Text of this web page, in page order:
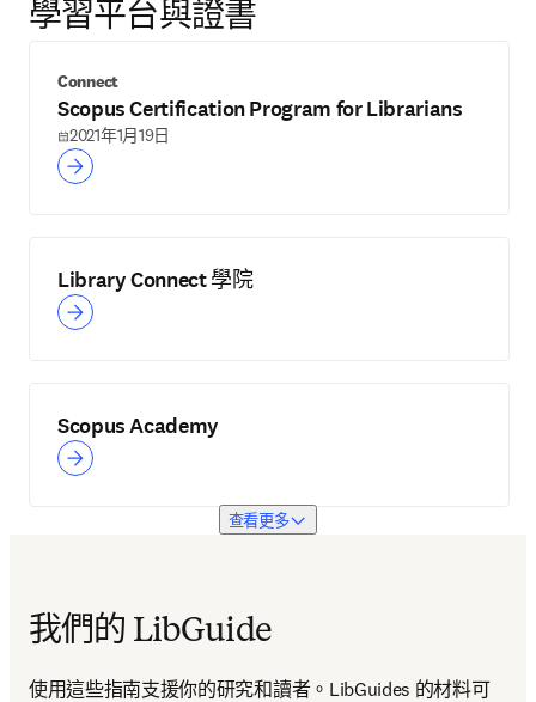
學習平台與證書
Connect
Scopus Certification Program for Librarians
2021年1月19日
Library Connect 學院
Scopus Academy
查看更多
我們的 LibGuide
使用這些指南支援你的研究和讀者。LibGuides 的材料可